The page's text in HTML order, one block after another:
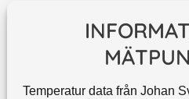
Temperatur data från Johan